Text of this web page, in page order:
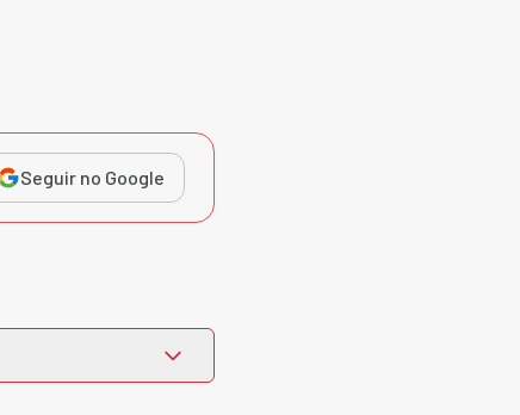
Seguir no Google